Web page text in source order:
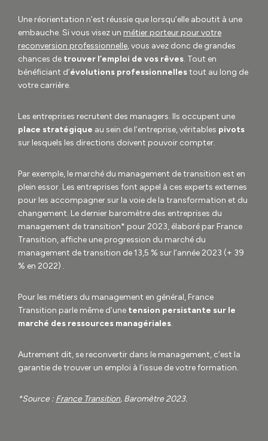
Une réorientation n’est réussie que lorsqu’elle aboutit à une
embauche. Si vous visez un métier porteur pour votre
reconversion professionnelle, vous avez donc de grandes
chances de trouver l’emploi de vos rêves. Tout en
bénéficiant d’évolutions professionnellestout au long de
votre carrière.
Les entreprises recrutent des managers. Ils occupent une
place stratégique au sein de l’entreprise, véritables pivots
sur lesquels les directions doivent pouvoir compter.
Par exemple, le marché du management de transition est en
plein essor. Les entreprises font appel à ces experts externes
pour les accompagner sur la voie de la transformation et du
changement. Le dernier baromètre des entreprises du
management de transition* pour 2023, élaboré par France
Transition, affiche une progression du marché du
management de transition de 13,5 % sur l’année 2023 (+ 39
% en 2022) .
Pour les métiers du management en général, France
Transition parle même d’une tension persistante sur le
marché des ressources managériales.
Autrement dit, se reconvertir dans le management, c’est la
garantie de trouver un emploi à l’issue de votre formation.
*Source : France Transition, Baromètre 2023.